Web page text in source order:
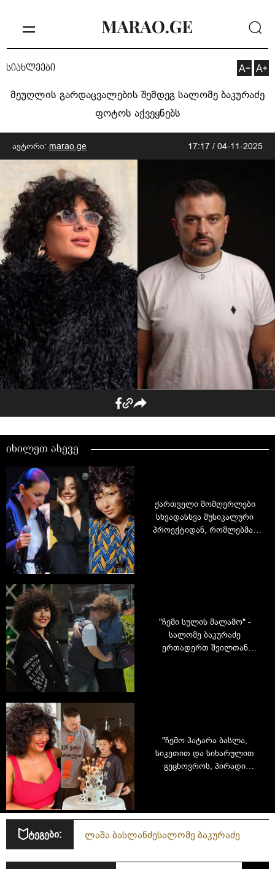
სიახლეები
მეუღლის გარდაცვალების შემდეგ სალომე ბაკურაძე
ფოტოს აქვეყნებს
ავტორი: marao.ge 17:17 / 04-11-2025
იხილეთ ასევე
ქართველი მომღერლები
სხვადასხვა მუსიკალური
პროექტიდან, რომლებმაც
"ჩემი სულის მალამო" -
სალომე ბაკურაძე
ერთადერთ შვილთან
"ჩემო პატარა ბასლა,
სიკეთით და სიხარულით
გეცხოვროს, პირადი
აღნიშნავს
ტეგები: ლაშა ბასლანძესალომე ბაკურაძე